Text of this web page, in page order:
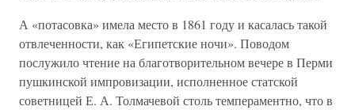
А «потасовка» имела место в 1861 году и касалась такой
отвлеченности, как «Египетские ночи». Поводом
послужило чтение на благотворительном вечере в Перми
пушкинской импровизации, исполненное статской
советницей Е. А. Толмачевой столь темпераментно, что в